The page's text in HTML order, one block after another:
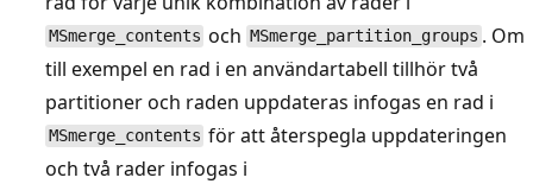
MSmerge_contents och MSmerge_partition_groups . Om
till exempel en rad i en användartabell tillhör två
partitioner och raden uppdateras infogas en rad i
MSmerge_contents för att återspegla uppdateringen
och två rader infogas i